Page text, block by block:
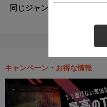
同じジャンルのおすすめ番組
キャンペーン・お得な情報